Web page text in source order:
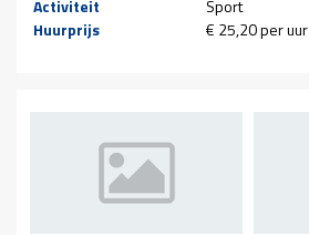
Activiteit
Sport
Huurprijs
€ 25,20 per uur